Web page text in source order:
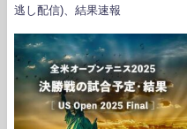
逃し配信)、結果速報